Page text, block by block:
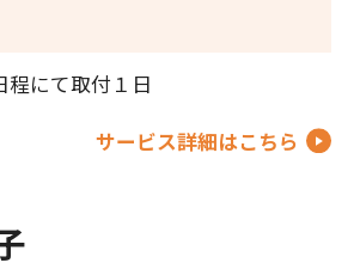
程にて取付１日
サービス詳細はこちら